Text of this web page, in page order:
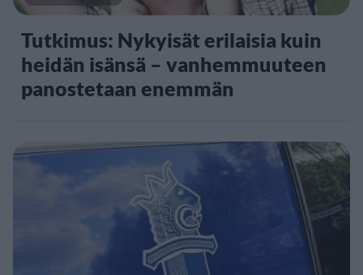
Tutkimus: Nykyisät erilaisia kuin
heidän isänsä – vanhemmuuteen
panostetaan enemmän